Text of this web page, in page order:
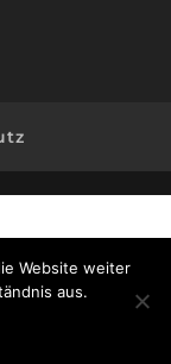
Website weiter
aus.